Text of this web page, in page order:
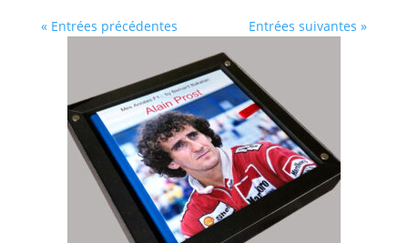
« Entrées précédentes Entrées suivantes »